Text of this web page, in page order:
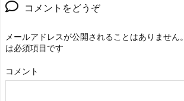
コメントをどうぞ
メールアドレスが公開されることはありません。
は必須項目です
コメント